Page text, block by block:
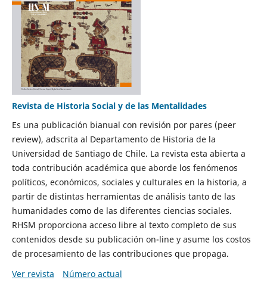
Revista de Historia Social y de las Mentalidades
Es una publicación bianual con revisión por pares (peer
review), adscrita al Departamento de Historia de la
Universidad de Santiago de Chile. La revista esta abierta a
toda contribución académica que aborde los fenómenos
políticos, económicos, sociales y culturales en la historia, a
partir de distintas herramientas de análisis tanto de las
humanidades como de las diferentes ciencias sociales.
RHSM proporciona acceso libre al texto completo de sus
contenidos desde su publicación on-line y asume los costos
de procesamiento de las contribuciones que propaga.
Ver revista
Número actual